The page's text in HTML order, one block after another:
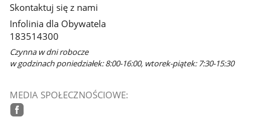
Skontaktuj się z nami
Infolinia dla Obywatela
183514300
Czynna w dni robocze
w godzinach poniedziałek: 8:00-16:00, wtorek-piątek: 7:30-15:30
MEDIA SPOŁECZNOŚCIOWE: